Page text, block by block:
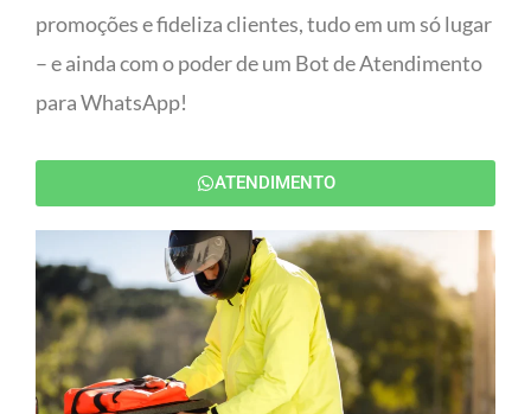
promoções e fideliza clientes, tudo em um só lugar
– e ainda com o poder de um Bot de Atendimento
para WhatsApp!
ATENDIMENTO